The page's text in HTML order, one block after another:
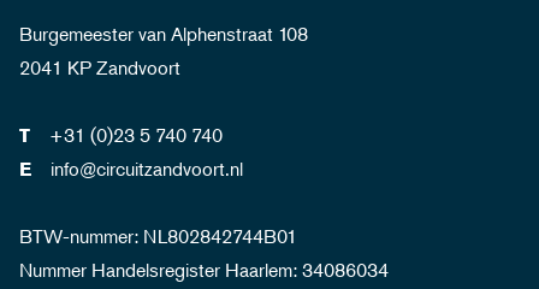
Burgemeester van Alphenstraat 108
2041 KP Zandvoort
T +31 (0)23 5 740 740
E info@circuitzandvoort.nl
BTW-nummer: NL802842744B01
Nummer Handelsregister Haarlem: 34086034